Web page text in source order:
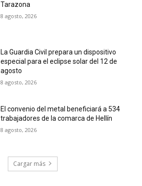
Tarazona
8 agosto, 2026
La Guardia Civil prepara un dispositivo
especial para el eclipse solar del 12 de
agosto
8 agosto, 2026
El convenio del metal beneficiará a 534
trabajadores de la comarca de Hellín
8 agosto, 2026
Cargar más